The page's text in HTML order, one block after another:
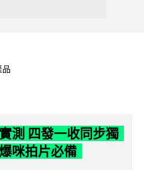
品
測 四發一收同步獨
咪拍片必備